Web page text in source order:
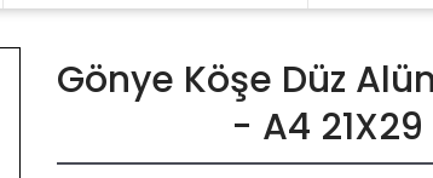
Gönye Köşe Düz
- A4